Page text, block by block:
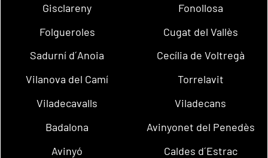
Gisclareny
Fonollosa
Folgueroles
Cugat del Vallès
Sadurní d´Anoia
Cecília de Voltregà
Vilanova del Camí
Torrelavit
Viladecavalls
Viladecans
Badalona
Avinyonet del Penedès
Avinyó
Caldes d´Estrac